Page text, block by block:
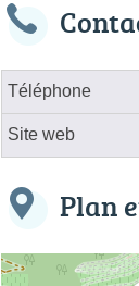
Téléphone
Site web
Plan